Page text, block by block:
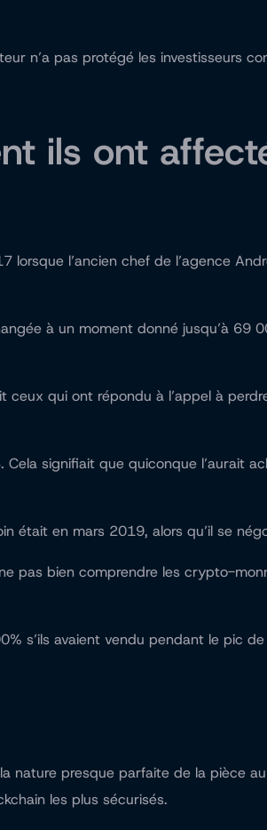
n’a pas protégé les investisseurs
ils ont
l’ancien chef de l’agence
à un moment donné jusqu’à 69
ceux qui ont répondu à l’appel à
signifiait que quiconque l’aurait
était en mars 2019, alors qu’il se
pas bien comprendre les crypto-
s’ils avaient vendu pendant le pic de
nature presque parfaite de la pièce
les plus sécurisés.